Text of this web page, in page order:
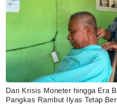
Dari Krisis Moneter hingga Era
Pangkas Rambut Ilyas Tetap